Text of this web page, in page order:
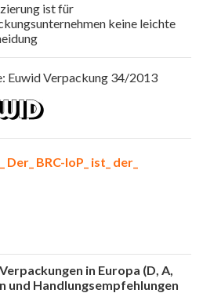
ist für
keine leichte
Euwid Verpackung 34/2013
Der_ BRC-IoP_ ist_ der_
in Europa (D, A,
und Handlungsempfehlungen